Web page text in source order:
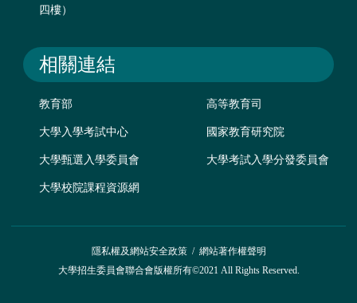
四樓）
相關連結
教育部 高等教育司
大學入學考試中心 國家教育研究院
大學甄選入學委員會 大學考試入學分發委員會
大學校院課程資源網
隱私權及網站安全政策/ 網站著作權聲明
大學招生委員會聯合會版權所有©2021 All Rights Reserved.